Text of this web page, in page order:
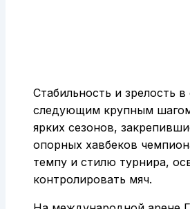
Стабильность и зрелость
следующим крупным шагом
ярких сезонов,
опорных хавбеков
темпу и стилю турнира,
контролировать мяч.